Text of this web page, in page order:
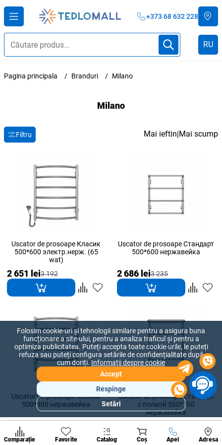
+373 68 632 228
RU
Pagina principala Branduri Milano
Milano
Filtru Mai ieftin|Mai scump
Uscator de prosoape Класик
500*600 электр.нерж. (65
wat)
2 651 lei3 192
Uscator de prosoape Стандарт
500*600 нержавейка
2 686 lei3 235
Uscator de prosoape Класик
500*800 нержавейка
2 969 lei
Uscator de prosoape Стандарт
с полкой 500*700
нержавейка
3 106 lei
Comparație Favorite Catalog Coș Apel Adresa
A suna
Secțiuni
populare
de
Folosim cookie-uri și tehnologii similare pentru a asigura buna
funcționare a site-ului, pentru a analiza traficul și pentru a
optimiza publicitatea. Puteți accepta toate cookie-urile, le puteți
refuza sau puteți configura setările de confidențialitate după
cum doriți. Informații despre cookie
Accept
Respinge
Setări